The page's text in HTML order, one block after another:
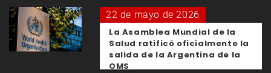
22 de mayo de 2026
La Asamblea Mundial de la
Salud ratificó oficialmente la
salida de la Argentina de la
OMS